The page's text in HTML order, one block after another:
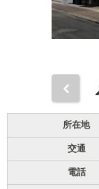
所在地
交通
電話